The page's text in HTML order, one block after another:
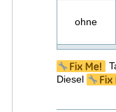
ohne
Diesel